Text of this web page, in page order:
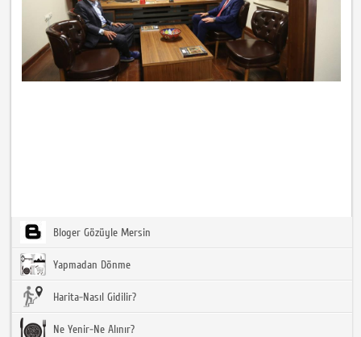
Bloger Gözüyle Mersin
Yapmadan Dönme
Harita-Nasıl Gidilir?
Ne Yenir-Ne Alınır?